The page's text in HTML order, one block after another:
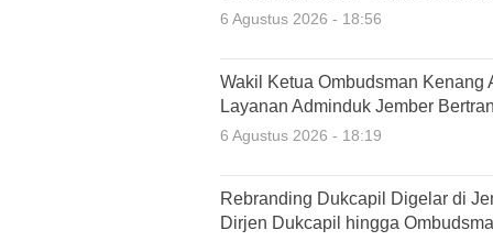
6 Agustus 2026 - 18:56
Wakil Ketua Ombudsman Kenang
Layanan Adminduk Jember
6 Agustus 2026 - 18:19
Rebranding Dukcapil Digelar di
Dirjen Dukcapil hingga